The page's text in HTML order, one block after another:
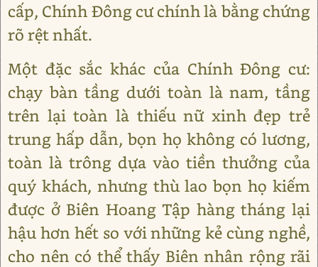
cấp, Chính Đông cư chính là bằng chứng
rõ rệt nhất.
Một đặc sắc khác của Chính Đông cư:
chạy bàn tầng dưới toàn là nam, tầng
trên lại toàn là thiếu nữ xinh đẹp trẻ
trung hấp dẫn, bọn họ không có lương,
toàn là trông dựa vào tiền thưởng của
quý khách, nhưng thù lao bọn họ kiếm
được ở Biên Hoang Tập hàng tháng lại
hậu hơn hết so với những kẻ cùng nghề,
cho nên có thể thấy Biên nhân rộng rãi